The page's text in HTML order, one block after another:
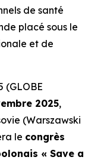
de santé
placé sous le
et de
(GLOBE
2025,
(Warszawski
le congrès
« Save a